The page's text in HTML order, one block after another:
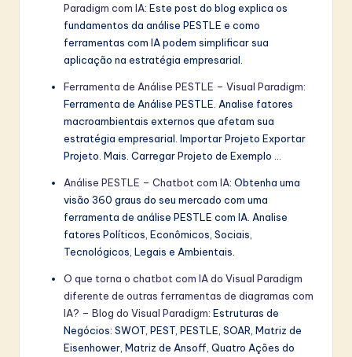
Paradigm com IA: Este post do blog explica os
fundamentos da análise PESTLE e como
ferramentas com IA podem simplificar sua
aplicação na estratégia empresarial.
Ferramenta de Análise PESTLE – Visual Paradigm:
Ferramenta de Análise PESTLE. Analise fatores
macroambientais externos que afetam sua
estratégia empresarial. Importar Projeto Exportar
Projeto. Mais. Carregar Projeto de Exemplo …
Análise PESTLE – Chatbot com IA: Obtenha uma
visão 360 graus do seu mercado com uma
ferramenta de análise PESTLE com IA. Analise
fatores Políticos, Econômicos, Sociais,
Tecnológicos, Legais e Ambientais.
O que torna o chatbot com IA do Visual Paradigm
diferente de outras ferramentas de diagramas com
IA? – Blog do Visual Paradigm: Estruturas de
Negócios: SWOT, PEST, PESTLE, SOAR, Matriz de
Eisenhower, Matriz de Ansoff, Quatro Ações do